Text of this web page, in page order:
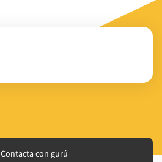
Contacta con gurú